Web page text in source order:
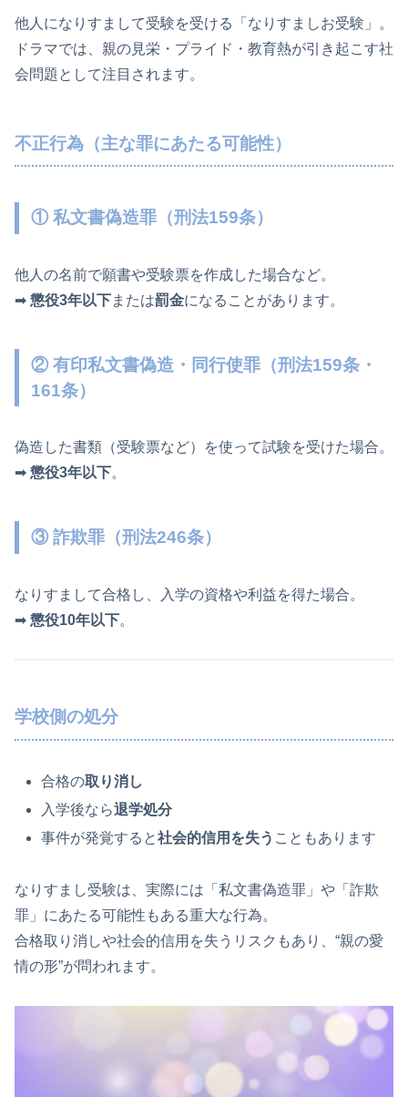
他人になりすまして受験を受ける「なりすましお受験」。
ドラマでは、親の見栄・プライド・教育熱が引き起こす社
会問題として注目されます。
不正行為（主な罪にあたる可能性）
① 私文書偽造罪（刑法159条）
他人の名前で願書や受験票を作成した場合など。
➡ 懲役3年以下または罰金になることがあります。
② 有印私文書偽造・同行使罪（刑法159条・
161条）
偽造した書類（受験票など）を使って試験を受けた場合。
➡ 懲役3年以下。
③ 詐欺罪（刑法246条）
なりすまして合格し、入学の資格や利益を得た場合。
➡ 懲役10年以下。
学校側の処分
合格の取り消し
入学後なら退学処分
事件が発覚すると社会的信用を失う こともあります
なりすまし受験は、実際には「私文書偽造罪」や「詐欺
罪」にあたる可能性もある重大な行為。
合格取り消しや社会的信用を失うリスクもあり、“親の愛
情の形”が問われます。